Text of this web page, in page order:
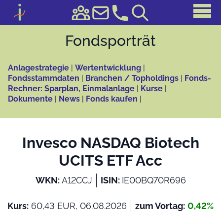
Fonds­porträt
Anlagestrategie | Wertentwicklung |
Fondsstammdaten | Branchen / Topholdings | Fonds-
Rechner: Sparplan, Einmalanlage | Kurse |
Dokumente | News | Fonds kaufen |
Invesco NASDAQ Biotech
UCITS ETF Acc
WKN:A12CCJ ISIN: IE00BQ70R696
Kurs: 60,43 EUR, 06.08.2026 zum Vortag: 0,42%